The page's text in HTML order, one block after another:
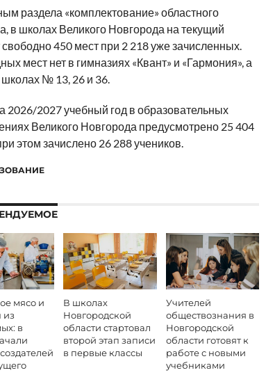
раздела «комплектование» областного
в школах Великого Новгорода на текущий
450 мест при 2 218 уже зачисленных.
мест нет в гимназиях «Квант» и «Гармония», а
школах № 13, 26 и 36.
2026/2027 учебный год в образовательных
Великого Новгорода предусмотрено 25 404
этом зачислено 26 288 учеников.
мясо и
из
в
В школах
Новгородской
области стартовал
второй этап записи
в первые классы
Учителей
обществознания в
Новгородской
области готовят к
работе с новыми
учебниками